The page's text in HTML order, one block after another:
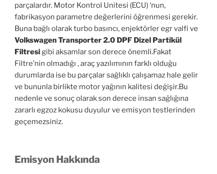
parçalardır. Motor Kontrol Unitesi (ECU) ‘nun,
fabrikasyon parametre değerlerini öğrenmesi gerekir.
Buna bağlı olarak turbo basıncı, enjektörler egr valfi ve
Volkswagen Transporter 2.0 DPF Dizel Partikül
Filtresigibi aksamlar son derece önemli.Fakat
Filtre’nin olmadığı , araç yazılımının farklı olduğu
durumlarda ise bu parçalar sağlıklı çalışamaz hale gelir
ve bununla birlikte motor yağının kalitesi değişir.Bu
nedenle ve sonuç olarak son derece insan sağlığına
zararlı egzoz kokusu duyulur ve emisyon testlerinden
geçemezsiniz.
Emisyon Hakkında